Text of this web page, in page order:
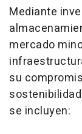
Mediante
mercado
su
se incluyen: